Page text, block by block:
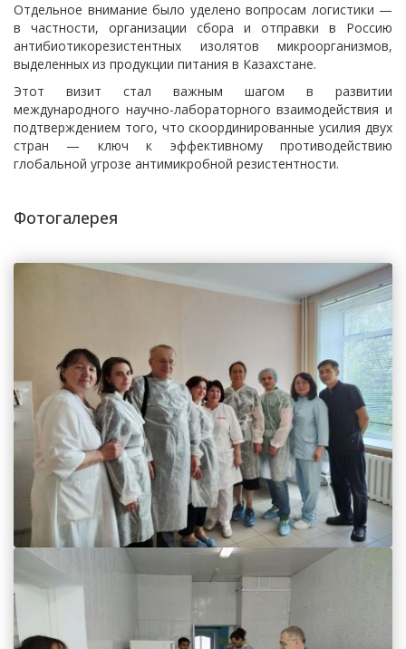
Отдельное внимание было уделено вопросам логистики —
в частности, организации сбора и отправки в Россию
антибиотикорезистентных изолятов микроорганизмов,
выделенных из продукции питания в Казахстане.
Этот визит стал важным шагом в развитии
международного научно-лабораторного взаимодействия и
подтверждением того, что скоординированные усилия двух
стран — ключ к эффективному противодействию
глобальной угрозе антимикробной резистентности.
Фотогалерея